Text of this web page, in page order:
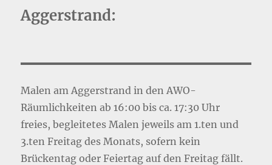
Aggerstrand:
Malen am Aggerstrand in den AWO-
Räumlichkeiten ab 16:00 bis ca. 17:30 Uhr
freies, begleitetes Malen jeweils am 1.ten und
3.ten Freitag des Monats, sofern kein
Brückentag oder Feiertag auf den Freitag fällt.